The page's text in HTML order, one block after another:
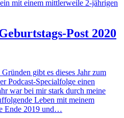
mit einem mittlerweile 2-jährigen
Post 2020
gibt es dieses Jahr zum
Podcast-Specialfolge einen
war bei mir stark durch meine
Leben mit meinem
Ende 2019 und…